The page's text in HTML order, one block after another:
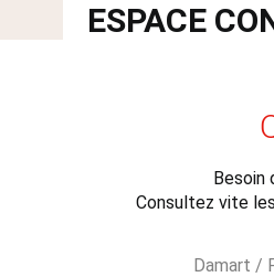
ESPACE
Besoin
Consultez vite
Damart /